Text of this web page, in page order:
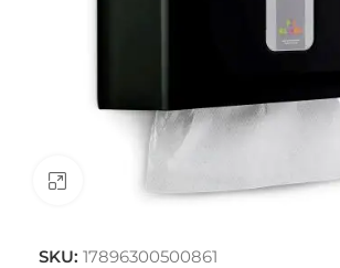
SKU: 17896300500861